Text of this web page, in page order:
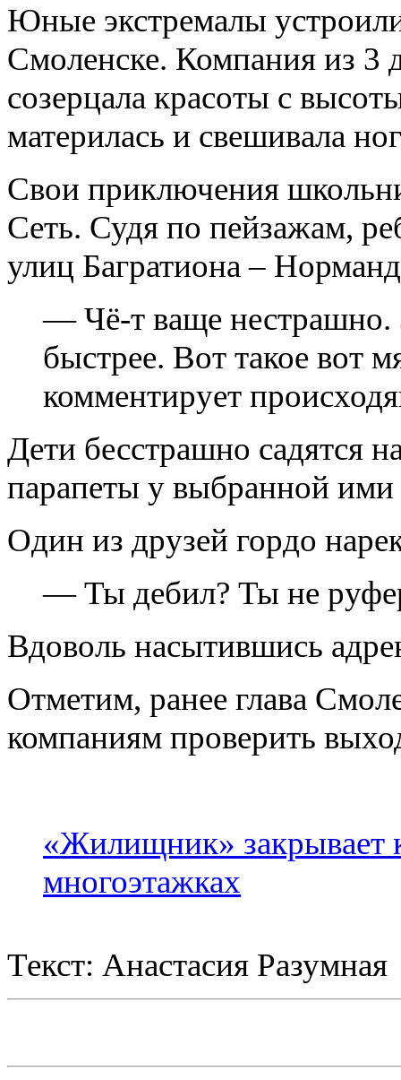
Юные экстремалы
Смоленске. Компания из 3
созерцала красоты с
материлась и свешивала
Свои приключения
Сеть. Судя по пейзажам,
улиц Багратиона –
— Чё-т ваще нестрашно.
быстрее. Вот такое вот
комментирует
Дети бесстрашно садятся
парапеты у выбранной
Один из друзей гордо
— Ты дебил? Ты не
Вдоволь насытившись
Отметим, ранее глава
компаниям проверить
«Жилищник» закрывает
многоэтажках
Текст: Анастасия Разумная